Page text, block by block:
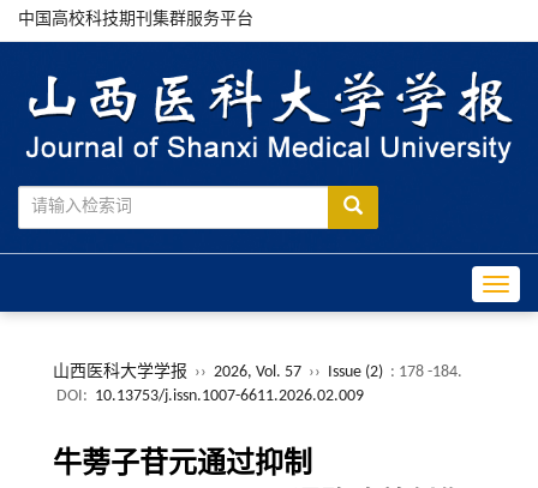
中国高校科技期刊集群服务平台
山西医科大学学报 ›› 2026, Vol. 57 ›› Issue (2) : 178 -184.
DOI: 10.13753/j.issn.1007-6611.2026.02.009
牛蒡子苷元通过抑制